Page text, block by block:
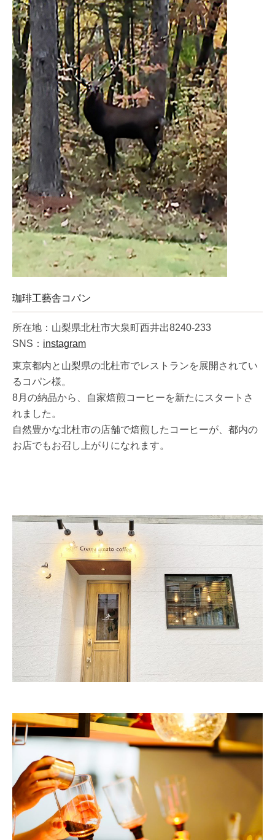
珈琲工藝舎コパン
所在地：山梨県北杜市大泉町西井出8240-233
SNS： instagram
東京都内と山梨県の北杜市でレストランを展開されてい
るコパン様。
8月の納品から、自家焙煎コーヒーを新たにスタートさ
れました。
自然豊かな北杜市の店舗で焙煎したコーヒーが、都内の
お店でもお召し上がりになれます。